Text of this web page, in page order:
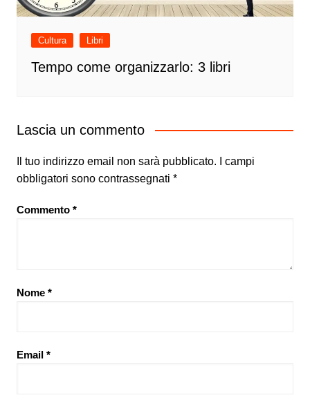
Cultura Libri
Tempo come organizzarlo: 3 libri
Lascia un commento
Il tuo indirizzo email non sarà pubblicato.
I campi
obbligatori sono contrassegnati *
Commento *
Nome *
Email *